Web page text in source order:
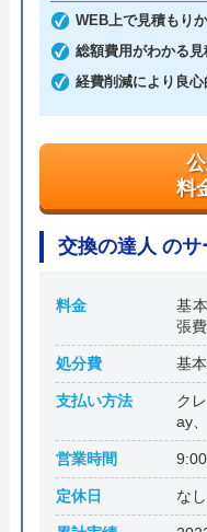
本社所在地
〒
東京
渋谷
WEB上で見積もり
総額費用がわかる
経費削減により良
料
交換の達人 のサ
料金
基
張
処分費 基
支払い方法
ク
ay
営業時間
定休日 な